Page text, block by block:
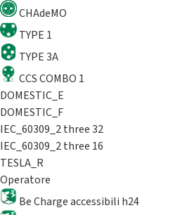
CHAdeMO
TYPE 1
TYPE 3A
CCS COMBO 1
DOMESTIC_E
DOMESTIC_F
IEC_60309_2 three 32
IEC_60309_2 three 16
TESLA_R
Operatore
Be Charge accessibili h24